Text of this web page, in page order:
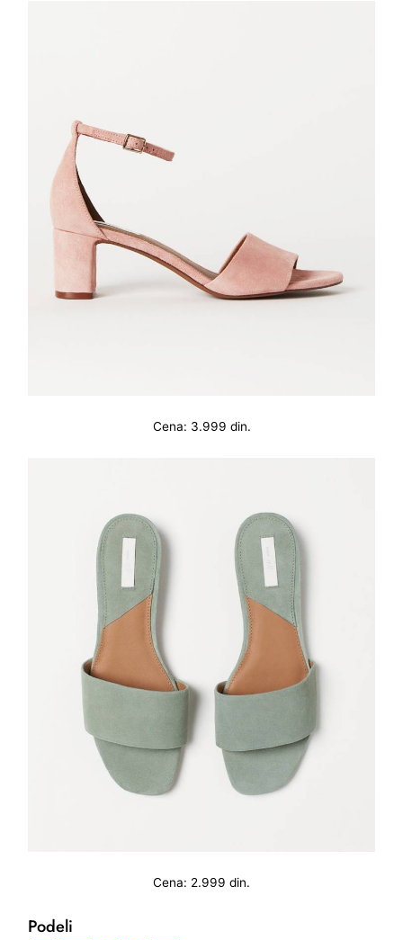
Cena: 3.999 din.
Cena: 2.999 din.
Podeli